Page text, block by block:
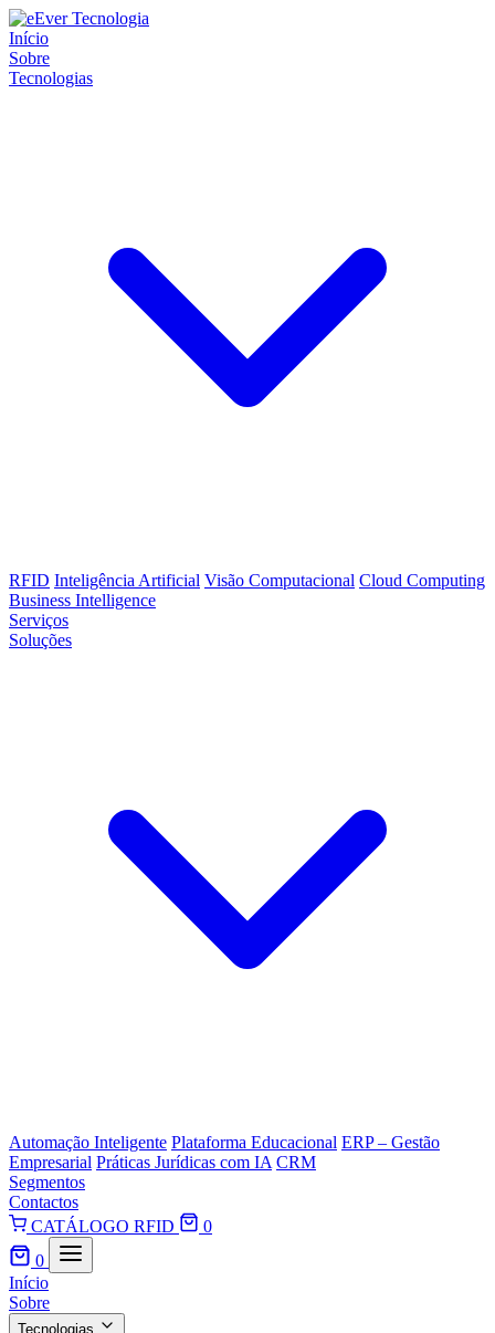
Início
Sobre
Tecnologias
RFID Inteligência Artificial Visão Computacional Cloud Computing
Business Intelligence
Serviços
Soluções
Automação Inteligente Plataforma Educacional ERP – Gestão
Empresarial Práticas Jurídicas com IA CRM
Segmentos
Contactos
CATÁLOGO RFID
0
0
Início
Sobre
Tecnologias